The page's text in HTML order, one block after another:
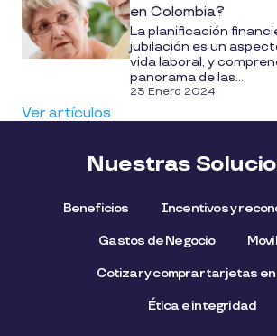
en Colombia?
La planificación
jubilación es un
vida laboral, y
panorama de las...
23 Enero 2024
Ver artículos
Nuestras
Beneficios Incentivos y
Gastos de Negocio
Cotizar y comprar tarjetas en
Ética e integridad